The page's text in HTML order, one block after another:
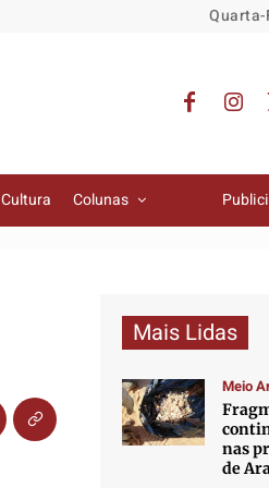
Cultura Colunas
Mais Lidas
Meio
nas
de